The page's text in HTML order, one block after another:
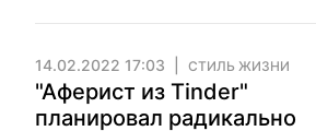
14.02.2022 17:03 СТИЛЬ ЖИЗНИ
"Аферист из Tinder"
планировал радикально